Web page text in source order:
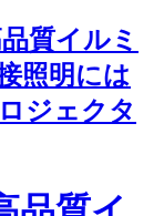
質イルミ
照明には
ジェクタ